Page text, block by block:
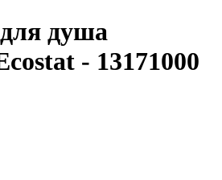
душа
- 13171000